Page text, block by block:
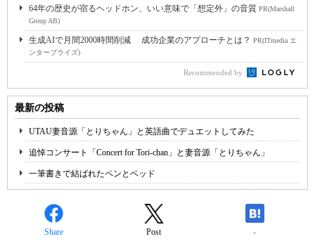
64年の歴史が宿るヘッドホン、いい意味で「想定外」の音質 PR(Marshall
Group AB)
生成AIで月間2000時間削減 成功企業のアプローチとは？ PR(ITmedia エ
ンタープライズ)
Recommended by
最新の投稿
UTAU妻音源「とりちゃん」と英語曲でデュエットしてみた
追悼コンサート「Concert for Tori-chan」と妻音源「とりちゃん」
一筆書きで結ばれたペンとベッド
Share Post -